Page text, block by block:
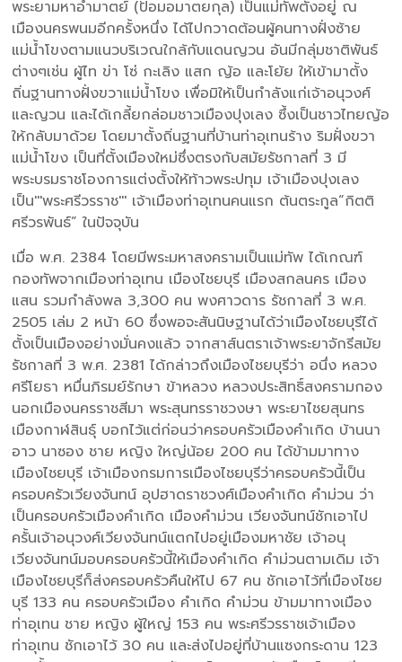
พระยามหาอำมาตย์ (ป้อมอมาตยกุล) เป็นแม่ทัพตั้งอยู่ ณ
เมืองนครพนมอีกครั้งหนึ่ง ได้ไปกวาดต้อนผู้คนทางฝั่งซ้าย
แม่น้ำโขงตามแนวบริเวณใกล้กับแดนญวน อันมีกลุ่มชาติพันธ์
ต่างๆเช่น ผู้ไท ข่า โซ่ กะเลิง แสก ญ้อ และโย้ย ให้เข้ามาตั้ง
ถิ่นฐานทางฝั่งขวาแม่น้ำโขง เพื่อมิให้เป็นกำลังแก่เจ้าอนุวงศ์
และญวน และได้เกลี้ยกล่อมชาวเมืองปุงเลง ซึ้งเป็นชาวไทยญ้อ
ให้กลับมาด้วย โดยมาตั้งถิ่นฐานที่บ้านท่าอุเทนร้าง ริมฝั่งขวา
แม่น้ำโขง เป็นที่ตั้งเมืองใหม่ซึ่งตรงกับสมัยรัชกาลที่ 3 มี
พระบรมราชโองการแต่งตั้งให้ท้าวพระปทุม เจ้าเมืองปุงเลง
เป็น'''พระศรีวรราช''' เจ้าเมืองท่าอุเทนคนแรก ต้นตระกูล“กิตติ
ศรีวรพันธ์” ในปัจจุบัน
เมื่อ พ.ศ. 2384 โดยมีพระมหาสงครามเป็นแม่ทัพ ได้เกณฑ์
กองทัพจากเมืองท่าอุเทน เมืองไชยบุรี เมืองสกลนคร เมือง
แสน รวมกำลังพล 3,300 คน พงศาวดาร รัชกาลที่ 3 พ.ศ.
2505 เล่ม 2 หน้า 60 ซึ่งพอจะสันนิษฐานได้ว่าเมืองไชยบุรีได้
ตั้งเป็นเมืองอย่างมั่นคงแล้ว จากสาส์นตราเจ้าพระยาจักรีสมัย
รัชกาลที่ 3 พ.ศ. 2381 ได้กล่าวถึงเมืองไชยบุรีว่า อนึ่ง หลวง
ศรีโยธา หมื่นภิรมย์รักษา ข้าหลวง หลวงประสิทธิ์สงครามกอง
นอกเมืองนครราชสีมา พระสุนทรราชวงษา พระยาไชยสุนทร
เมืองกาฬสินธุ์ บอกไว้แต่ก่อนว่าครอบครัวเมืองคำเกิด บ้านนา
อาว นาซอง ชาย หญิง ใหญ่น้อย 200 คน ได้ข้ามมาทาง
เมืองไชยบุรี เจ้าเมืองกรมการเมืองไชยบุรีว่าครอบครัวนี้เป็น
ครอบครัวเวียงจันทน์ อุปฮาดราชวงศ์เมืองคำเกิด คำม่วน ว่า
เป็นครอบครัวเมืองคำเกิด เมืองคำม่วน เวียงจันทน์ชักเอาไป
ครั้นเจ้าอนุวงศ์เวียงจันทน์แตกไปอยู่เมืองมหาชัย เจ้าอนุ
เวียงจันทน์มอบครอบครัวนี้ให้เมืองคำเกิด คำม่วนตามเดิม เจ้า
เมืองไชยบุรีก็ส่งครอบครัวคืนให้ไป 67 คน ชักเอาไว้ที่เมืองไชย
บุรี 133 คน ครอบครัวเมือง คำเกิด คำม่วน ข้ามมาทางเมือง
ท่าอุเทน ชาย หญิง ผู้ใหญ่ 153 คน พระศรีวรราชเจ้าเมือง
ท่าอุเทน ชักเอาไว้ 30 คน และส่งไปอยู่ที่บ้านแซงกระดาน 123